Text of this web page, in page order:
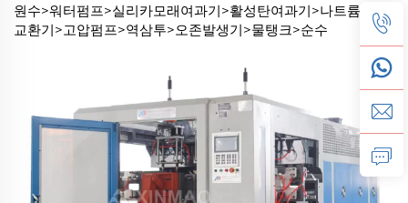
원수>워터펌프>실리카모래여과기>활성탄여과기>나트륨이온
교환기>고압펌프>역삼투>오존발생기>물탱크>순수